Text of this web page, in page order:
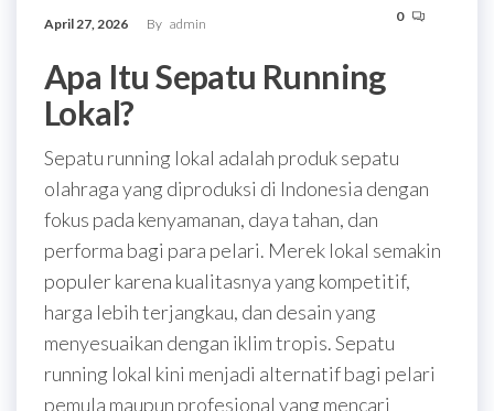
April 27, 2026 By admin 0
Apa Itu Sepatu Running
Lokal?
Sepatu running lokal adalah produk sepatu
olahraga yang diproduksi di Indonesia dengan
fokus pada kenyamanan, daya tahan, dan
performa bagi para pelari. Merek lokal semakin
populer karena kualitasnya yang kompetitif,
harga lebih terjangkau, dan desain yang
menyesuaikan dengan iklim tropis. Sepatu
running lokal kini menjadi alternatif bagi pelari
pemula maupun profesional yang mencari